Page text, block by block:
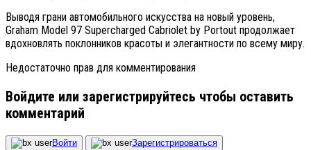
Выводя грани автомобильного искусства на новый уровень,
Graham Model 97 Supercharged Cabriolet by Portout продолжает
вдохновлять поклонников красоты и элегантности по всему миру.
Недостаточно прав для комментирования
Войдите или зарегистрируйтесь чтобы оставить
комментарий
Войти Зарегистрироваться